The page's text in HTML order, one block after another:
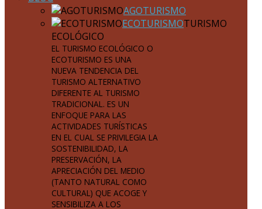
AGOTURISMO
ECOTURISMOTURISMO
ECOLÓGICO
EL TURISMO ECOLÓGICO O
ECOTURISMO ES UNA
NUEVA TENDENCIA DEL
TURISMO ALTERNATIVO
DIFERENTE AL TURISMO
TRADICIONAL. ES UN
ENFOQUE PARA LAS
ACTIVIDADES TURÍSTICAS
EN EL CUAL SE PRIVILEGIA LA
SOSTENIBILIDAD, LA
PRESERVACIÓN, LA
APRECIACIÓN DEL MEDIO
(TANTO NATURAL COMO
CULTURAL) QUE ACOGE Y
SENSIBILIZA A LOS